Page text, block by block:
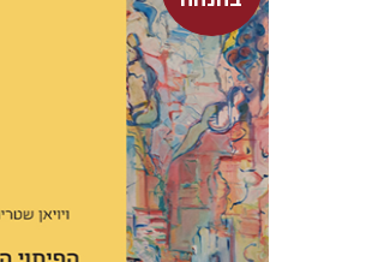
ויויאן שטרית-וטין
מיכל ספיר